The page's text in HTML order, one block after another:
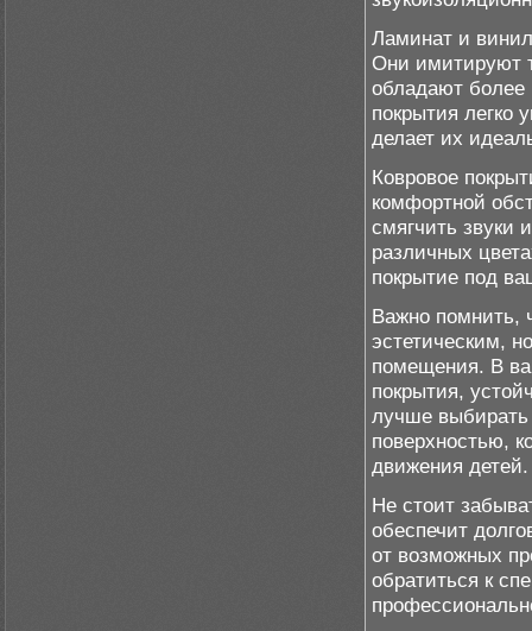
Ламинат и
Они имитируют
обладают более
покрытия легко
делает их
Ковровое
комфортной
смягчить звуки
различных
покрытие под
Важно помнить,
эстетическим,
помещения. В
покрытия,
лучше выбирать
поверхностью,
движения детей.
Не стоит
обеспечит
от возможных
обратиться к